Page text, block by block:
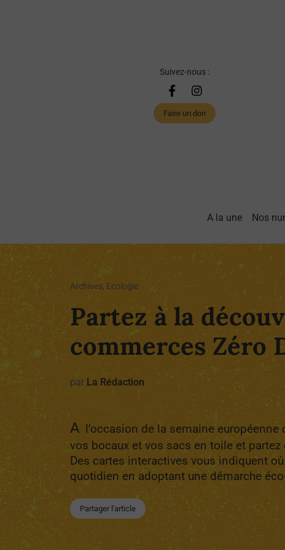
Suivez-nous :
Faire un don
A la une Nos
Archives, Ecologie
Partez à la
commerces Zéro
par La Rédaction
A l’occasion de la semaine européenne
vos bocaux et vos sacs en toile et partez
Des cartes interactives vous indiquent
quotidien en adoptant une démarche
Partager l'article